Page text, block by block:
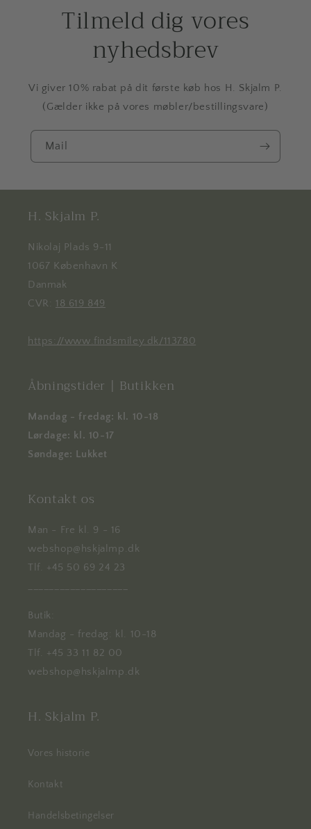
Tilmeld dig vores
nyhedsbrev
Vi giver 10% rabat på dit første køb hos H. Skjalm P.
(Gælder ikke på vores møbler/bestillingsvare)
Mail
H. Skjalm P.
Nikolaj Plads 9-11
1067 København K
Danmak
CVR: 18 619 849
https://www.findsmiley.dk/113780
Åbningstider | Butikken
Mandag - fredag: kl. 10-18
Lørdage: kl. 10-17
Søndage: Lukket
Kontakt os
Man - Fre kl. 9 - 16
webshop@hskjalmp.dk
Tlf. +45 50 69 24 23
Butik:
Mandag - fredag: kl. 10-18
Tlf. +45 33 11 82 00
webshop@hskjalmp.dk
H. Skjalm P.
Vores historie
Kontakt
Handelsbetingelser